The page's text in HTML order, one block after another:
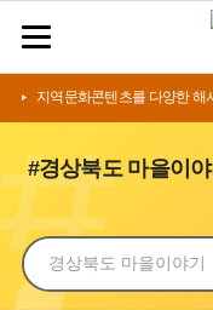
지역문화콘텐츠를 다양한 해
#경상북도 마을이야